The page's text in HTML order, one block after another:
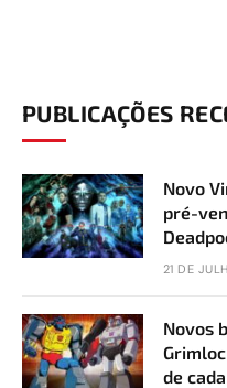
PUBLICAÇÕES
Novo
pré-
21 DE
Novos
de